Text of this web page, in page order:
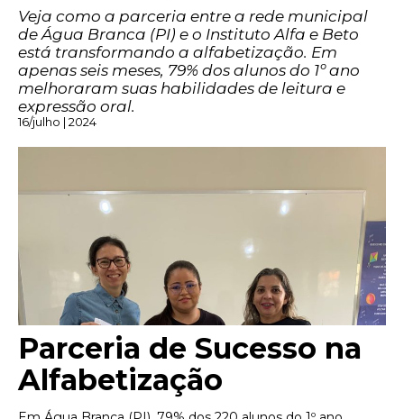
Veja como a parceria entre a rede municipal
de Água Branca (PI) e o Instituto Alfa e Beto
está transformando a alfabetização. Em
apenas seis meses, 79% dos alunos do 1º ano
melhoraram suas habilidades de leitura e
expressão oral.
16/julho | 2024
Parceria de Sucesso na
Alfabetização